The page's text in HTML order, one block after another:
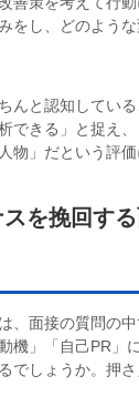
をし、どのよう
んと認知してい
できる」と捉え
物」だという評価
を挽回す
、面接の質問の
機」「自己PR」
でしょうか。押